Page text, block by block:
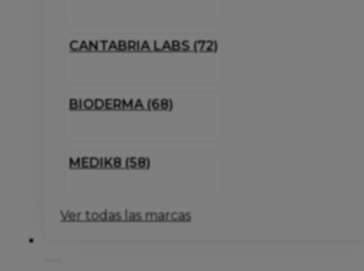
CANTABRIA LABS (72)
BIODERMA (68)
MEDIK8 (58)
Ver todas las marcas